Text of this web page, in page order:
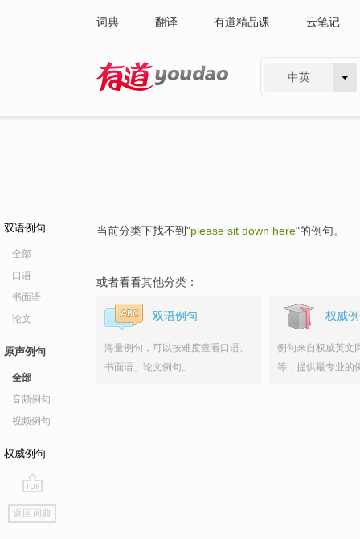
词典 翻译 有道精品课 云笔记
中英
双语例句
全部
口语
书面语
论文
原声例句
全部
音频例句
视频例句
权威例句
go
top
返回词典
当前分类下找不到"please sit down here"的例句。
或者看看其他分类：
双语例句
海量例句，可以按难度查看口语、
书面语、论文例句。
权威
例句来自权威英文
等，提供最专业的